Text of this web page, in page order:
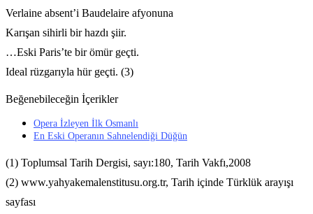
Verlaine absent’i Baudelaire afyonuna
Karışan sihirli bir hazdı şiir.
…Eski Paris’te bir ömür geçti.
Ideal rüzgarıyla hür geçti. (3)
Beğenebileceğin İçerikler
Opera İzleyen İlk Osmanlı
En Eski Operanın Sahnelendiği Düğün
(1) Toplumsal Tarih Dergisi, sayı:180, Tarih Vakfı,2008
(2) www.yahyakemalenstitusu.org.tr, Tarih içinde Türklük arayışı
sayfası